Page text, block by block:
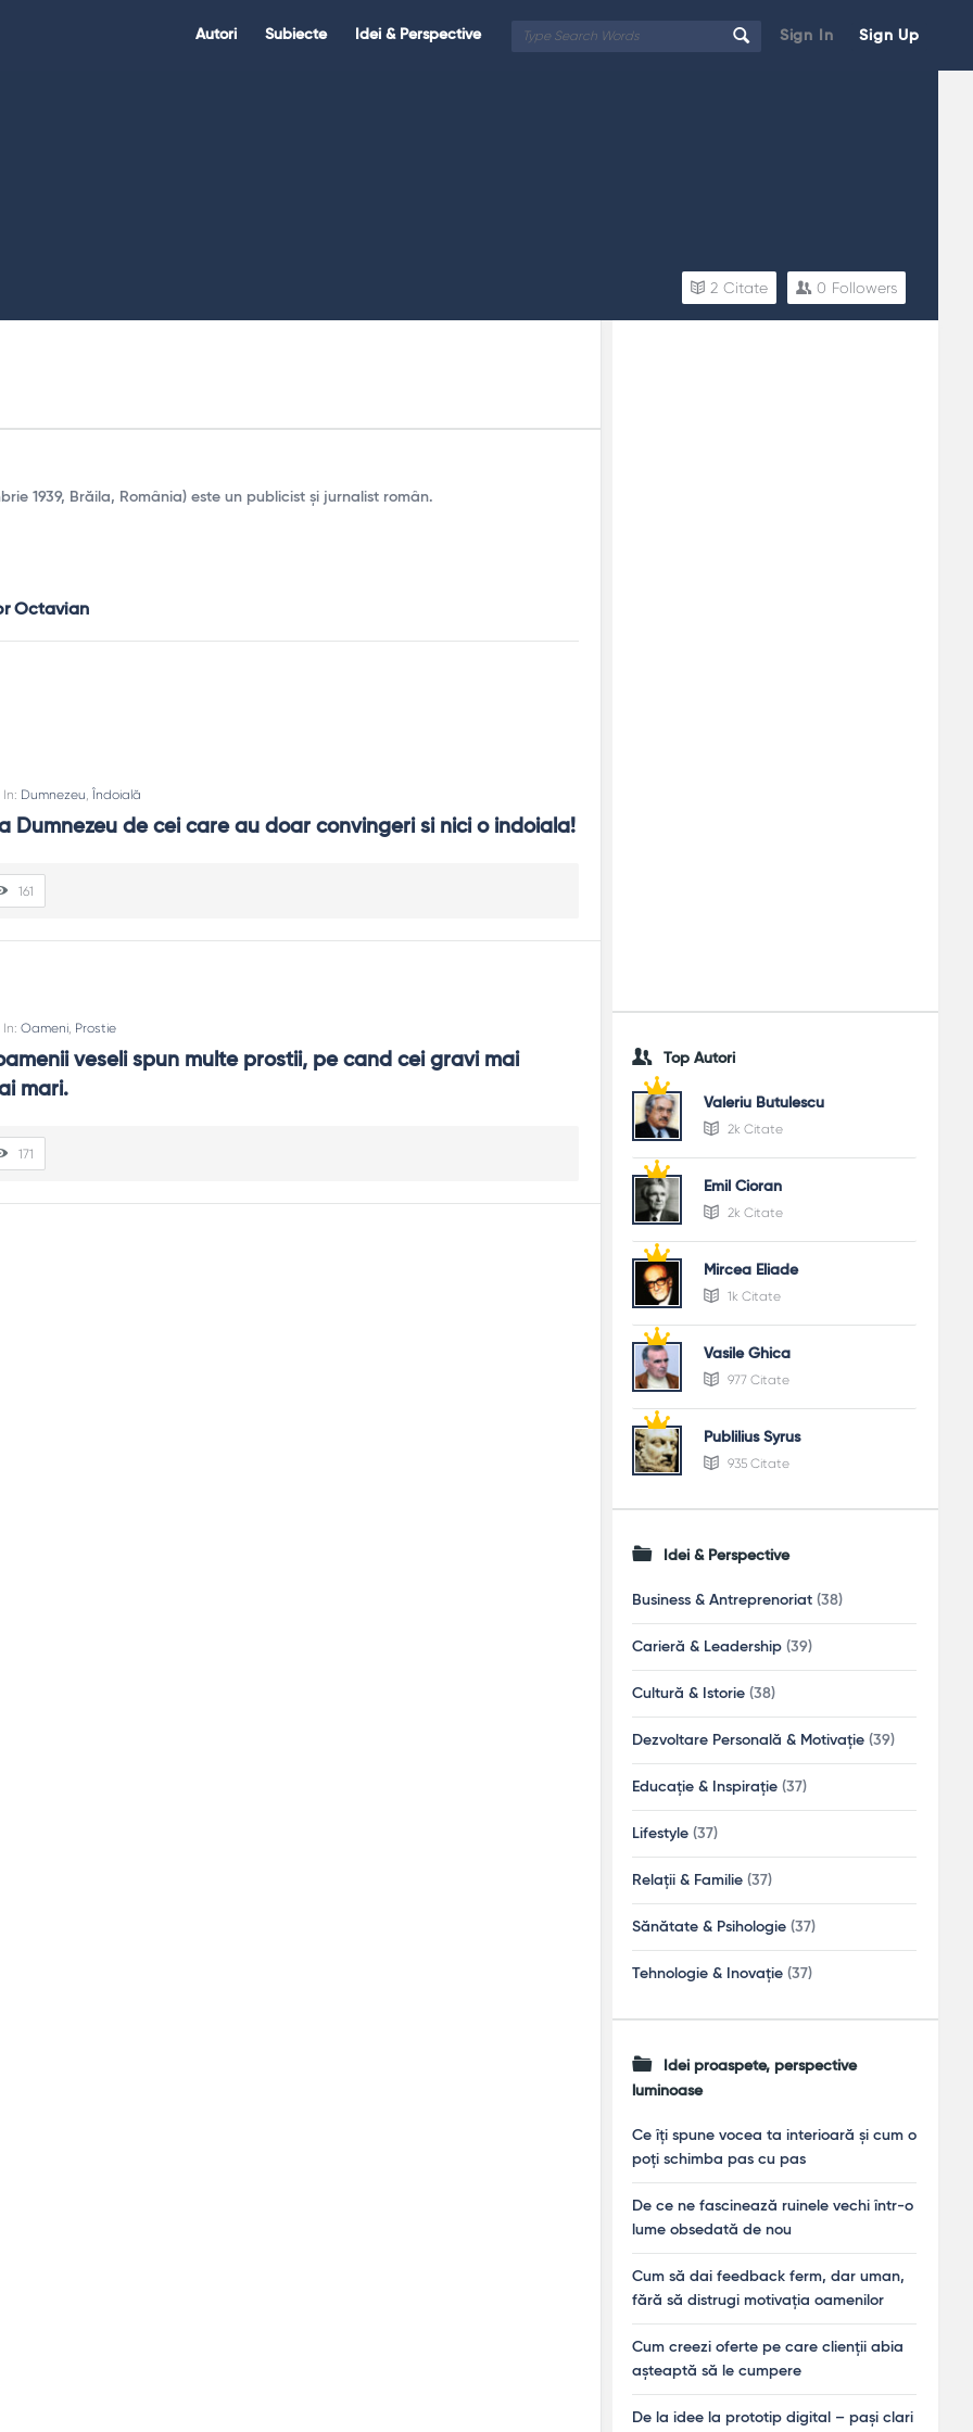
Sign In Sign Up
Citate.ro
Autori Subiecte Idei & Perspective
0 Followers
2 Citate
1939, Brăila, România) este un publicist și jurnalist român.
Octavian
In: Dumnezeu ,Îndoială
Dumnezeu de cei care au doar convingeri si nici o indoiala!
161
In:Oameni, Prostie
veseli spun multe prostii, pe cand cei gravi mai
mari.
171
Top Autori
Valeriu Butulescu
2k Citate
Emil Cioran
2k Citate
Mircea Eliade
1k Citate
Vasile Ghica
977 Citate
Publilius Syrus
935 Citate
Idei & Perspective
Business & Antreprenoriat (38)
Carieră & Leadership (39)
Cultură & Istorie (38)
Dezvoltare Personală & Motivație (39)
Educație & Inspirație (37)
Lifestyle (37)
Relații & Familie (37)
Sănătate & Psihologie (37)
Tehnologie & Inovație (37)
Idei proaspete, perspective
luminoase
Ce îți spune vocea ta interioară și cum o
poți schimba pas cu pas
De ce ne fascinează ruinele vechi într-o
lume obsedată de nou
Cum să dai feedback ferm, dar uman,
fără să distrugi motivația oamenilor
Cum creezi oferte pe care clienții abia
așteaptă să le cumpere
De la idee la prototip digital – pași clari